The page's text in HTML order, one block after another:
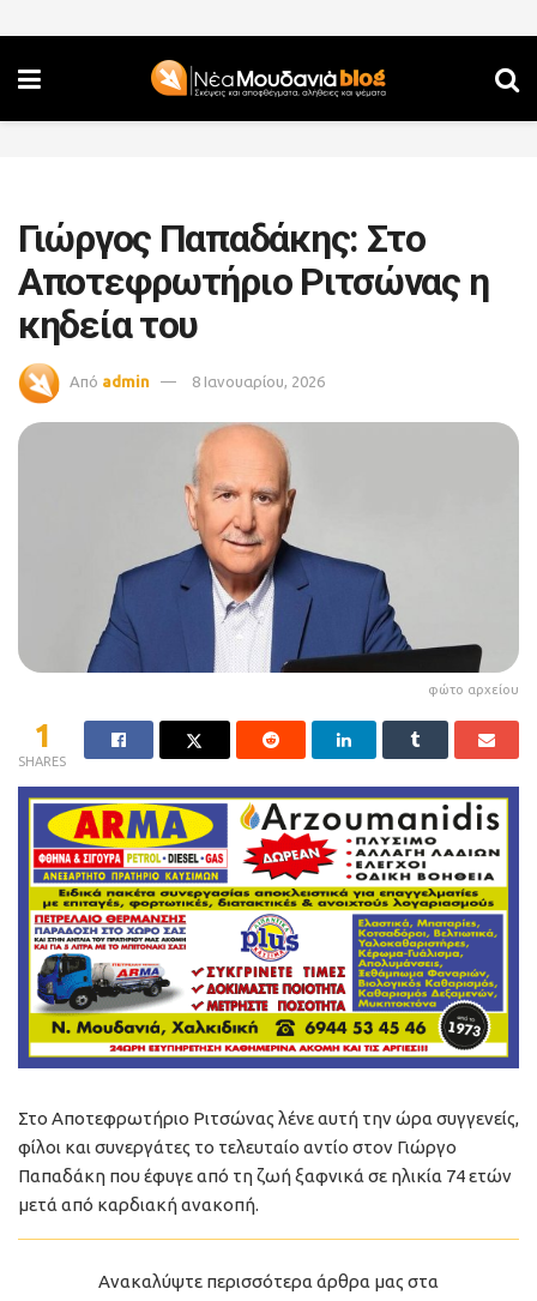
Γιώργος Παπαδάκης: Στο
Αποτεφρωτήριο Ριτσώνας η
κηδεία του
Από admin 8 Ιανουαρίου, 2026
φώτο αρχείου
1
SHARES
Στο Αποτεφρωτήριο Ριτσώνας λένε αυτή την ώρα συγγενείς,
φίλοι και συνεργάτες το τελευταίο αντίο στον Γιώργο
Παπαδάκη που έφυγε από τη ζωή ξαφνικά σε ηλικία 74 ετών
μετά από καρδιακή ανακοπή.
Ανακαλύψτε περισσότερα άρθρα μας στα